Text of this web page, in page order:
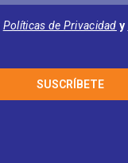
Políticas de Privacidad y
SUSCRÍBETE